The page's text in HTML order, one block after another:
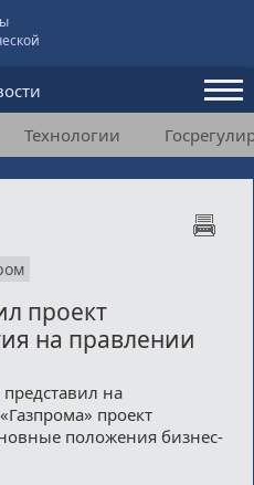
и мнения
соглашение
Технологии
проект
на правлении
на
проект
положения бизнес-